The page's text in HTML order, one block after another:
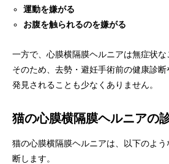
運動を嫌がる
お腹を触られるのを嫌がる
一方で、心膜横隔膜ヘルニアは無症状な
そのため、去勢・避妊手術前の健康診
発見されることも少なくありません。
猫の心膜横隔膜ヘルニアの
猫の心膜横隔膜ヘルニアは、以下のよ
断します。